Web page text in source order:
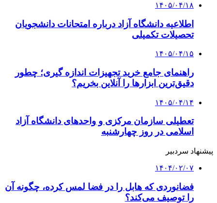
۱۴۰۵/۰۴/۱۸
اطلاعیه دانشگاه آزاد درباره امتحانات دانشجویان
تحصیلات تکمیلی
۱۴۰۵/۰۴/۱۵
راهنمای جامع خرید تجهیزات اندازه گیری؛ چطور
دقیق‌ترین ابزارها را آنلاین بخریم؟
۱۴۰۵/۰۴/۱۴
تعطیلی سازمان مرکزی و واحدهای دانشگاه آزاد
اسلامی در روز چهارشنبه
پیشنهاد سردبیر
۱۴۰۴/۰۲/۰۷
فضانوردی که هابل را در فضا لمس کرده، چگونه آن
را توصیف می‌کند؟